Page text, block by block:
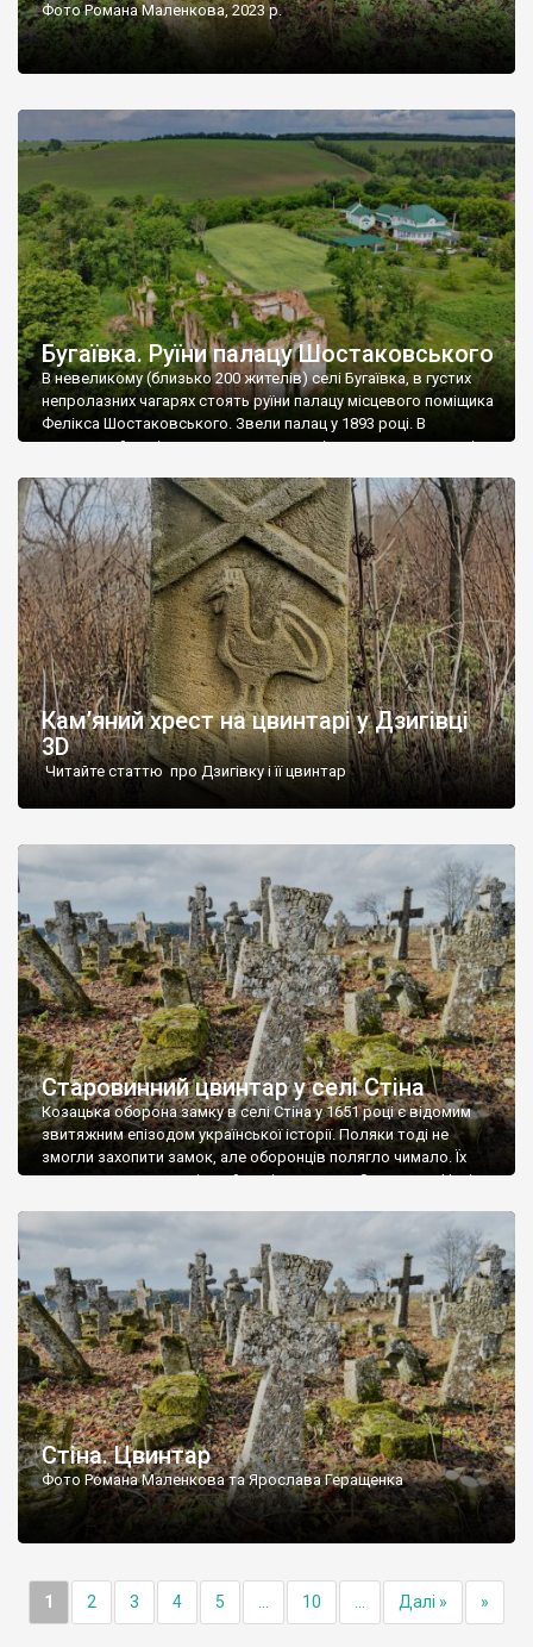
Фото Романа Маленкова, 2023 р.
Бугаївка. Руїни палацу Шостаковського
В невеликому (близько 200 жителів) селі Бугаївка, в густих
непролазних чагарях стоять руїни палацу місцевого поміщика
Фелікса Шостаковського. Звели палац у 1893 році. В
радянський період у ньому спочатку містилася школа, потім
століття тут розмістили туберкульозну лікарню. Коли із
палацу виїхала лікарня – ми точно не […]
Кам’яний хрест на цвинтарі у Дзигівці
3D
Читайте статтю про Дзигівку і її цвинтар
Старовинний цвинтар у селі Стіна
Козацька оборона замку в селі Стіна у 1651 році є відомим
звитяжним епізодом української історії. Поляки тоді не
змогли захопити замок, але оборонців полягло чимало. Їх
поховали на цвинтарі, який тоді називався Замковим. Нині на
ньому чимало хрестів 19 століття, є такі, де епітафії стер […]
Стіна. Цвинтар
Фото Романа Маленкова та Ярослава Геращенка
1 2 3 4 5 10 Далі » »